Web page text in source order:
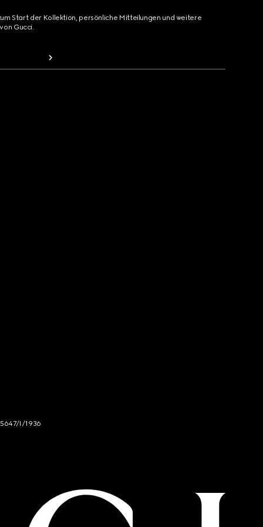
Start der Kollektion, persönliche Mitteilungen und weitere
Gucci.
I/1936